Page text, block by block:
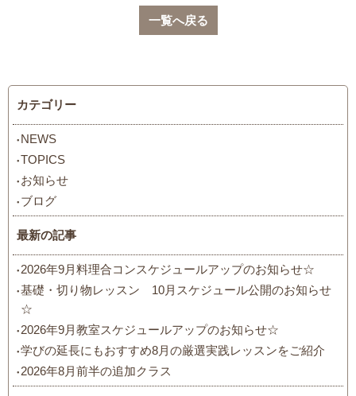
一覧へ戻る
カテゴリー
NEWS
TOPICS
お知らせ
ブログ
最新の記事
2026年9月料理合コンスケジュールアップのお知らせ☆
基礎・切り物レッスン 10月スケジュール公開のお知らせ
☆
2026年9月教室スケジュールアップのお知らせ☆
学びの延長にもおすすめ8月の厳選実践レッスンをご紹介
2026年8月前半の追加クラス